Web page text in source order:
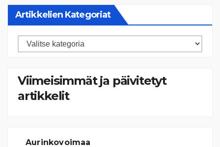
Artikkelien Kategoriat
Artikkelien
Viimeisimmät ja päivitetyt
artikkelit
Aurinkovoimaa